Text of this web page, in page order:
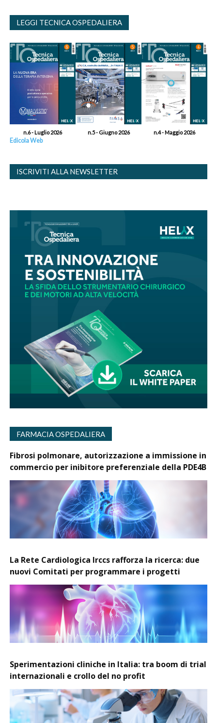
LEGGI TECNICA OSPEDALIERA
n.6 - Luglio 2026 n.5 - Giugno 2026 n.4 - Maggio 2026
Edicola Web
ISCRIVITI ALLA NEWSLETTER
FARMACIA OSPEDALIERA
Fibrosi polmonare, autorizzazione a immissione in
commercio per inibitore preferenziale della PDE4B
La Rete Cardiologica Irccs rafforza la ricerca: due
nuovi Comitati per programmare i progetti
Sperimentazioni cliniche in Italia: tra boom di trial
internazionali e crollo del no profit